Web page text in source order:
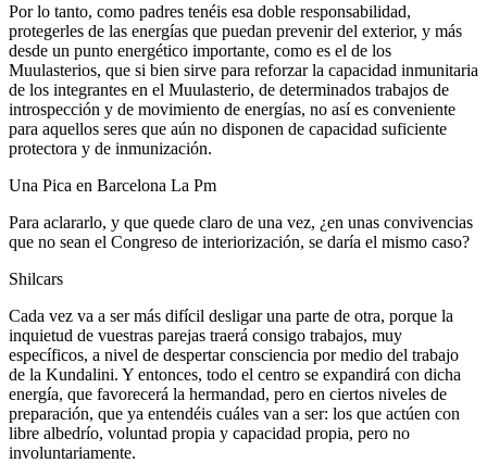
Por lo tanto, como padres tenéis esa doble responsabilidad,
protegerles de las energías que puedan prevenir del exterior, y más
desde un punto energético importante, como es el de los
Muulasterios, que si bien sirve para reforzar la capacidad inmunitaria
de los integrantes en el Muulasterio, de determinados trabajos de
introspección y de movimiento de energías, no así es conveniente
para aquellos seres que aún no disponen de capacidad suficiente
protectora y de inmunización.
Una Pica en Barcelona La Pm
Para aclararlo, y que quede claro de una vez, ¿en unas convivencias
que no sean el Congreso de interiorización, se daría el mismo caso?
Shilcars
Cada vez va a ser más difícil desligar una parte de otra, porque la
inquietud de vuestras parejas traerá consigo trabajos, muy
específicos, a nivel de despertar consciencia por medio del trabajo
de la Kundalini. Y entonces, todo el centro se expandirá con dicha
energía, que favorecerá la hermandad, pero en ciertos niveles de
preparación, que ya entendéis cuáles van a ser: los que actúen con
libre albedrío, voluntad propia y capacidad propia, pero no
involuntariamente.